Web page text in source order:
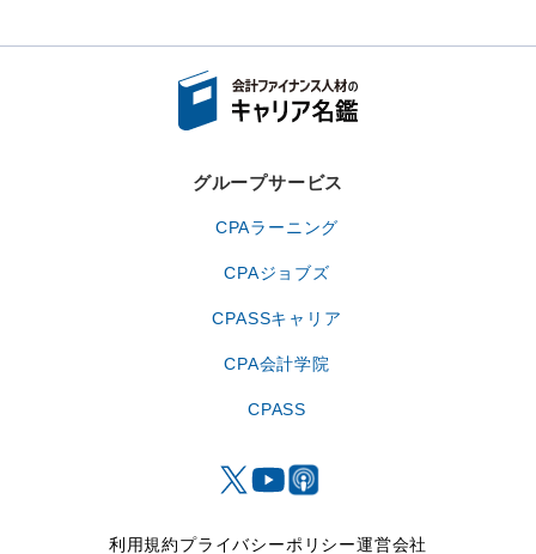
グループサービス
CPAラーニング
CPAジョブズ
CPASSキャリア
CPA会計学院
CPASS
利用規約プライバシーポリシー運営会社